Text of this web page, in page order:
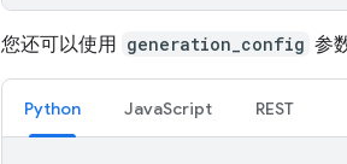
您还可以使用 generation_config 参
Python JavaScript REST